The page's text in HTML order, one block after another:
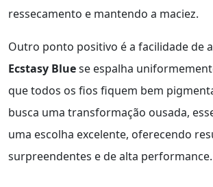
ressecamento e mantendo a maciez.
Outro ponto positivo é a facilidade de
Ecstasy Bluese espalha
que todos os fios fiquem bem
busca uma transformação ousada,
uma escolha excelente, oferecendo
surpreendentes e de alta performance.